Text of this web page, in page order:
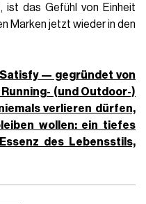
ist das Gefühl von Einheit
Marken jetzt wieder in den
Satisfy — gegründet von
(und Outdoor-)
verlieren dürfen,
wollen: ein tiefes
des Lebensstils,